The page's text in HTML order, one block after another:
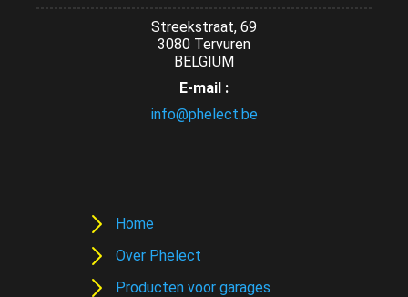
Streekstraat, 69
3080 Tervuren
BELGIUM
E-mail :
info@phelect.be
Home
Over Phelect
Producten voor garages